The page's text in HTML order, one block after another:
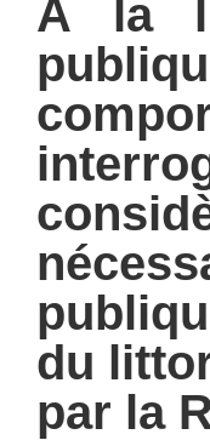
À la
du
par la